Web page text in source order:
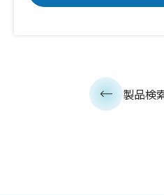
製品検